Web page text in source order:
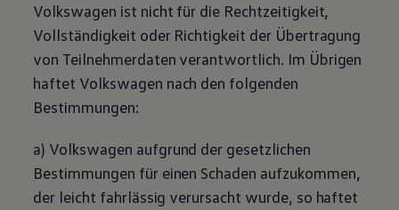
Volkswagen ist nicht für die Rechtzeitigkeit,
Vollständigkeit oder Richtigkeit der Übertragung
von Teilnehmerdaten verantwortlich. Im Übrigen
haftet Volkswagen nach den folgenden
Bestimmungen:
a) Volkswagen aufgrund der gesetzlichen
Bestimmungen für einen Schaden aufzukommen,
der leicht fahrlässig verursacht wurde, so haftet